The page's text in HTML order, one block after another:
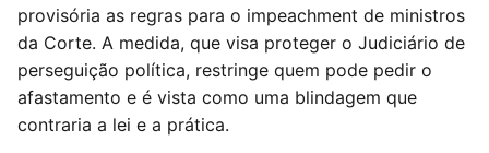
provisória as regras para o impeachment de ministros
da Corte. A medida, que visa proteger o Judiciário de
perseguição política, restringe quem pode pedir o
afastamento e é vista como uma blindagem que
contraria a lei e a prática.